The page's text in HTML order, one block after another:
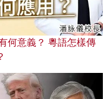
何意義？ 粵語怎樣傳